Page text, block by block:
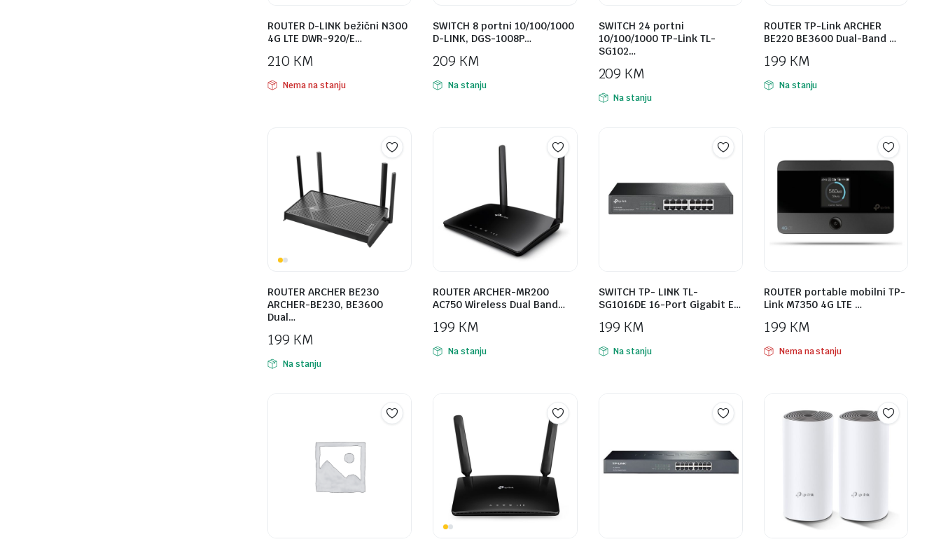
ROUTER D-LINK bežični N300
4G LTE DWR-920/E…
210 KM
Nema na stanju
SWITCH 8 portni 10/100/1000
D-LINK, DGS-1008P…
209 KM
Na stanju
SWITCH 24 portni
10/100/1000 TP-Link TL-
SG102…
209 KM
Na stanju
ROUTER TP-Link ARCHER
BE220 BE3600 Dual-Band …
199 KM
Na stanju
ROUTER ARCHER BE230
ARCHER-BE230, BE3600
Dual…
199 KM
Na stanju
ROUTER ARCHER-MR200
AC750 Wireless Dual Band…
199 KM
Na stanju
SWITCH TP- LINK TL-
SG1016DE 16-Port Gigabit E…
199 KM
Na stanju
ROUTER portable mobilni TP-
Link M7350 4G LTE …
199 KM
Nema na stanju